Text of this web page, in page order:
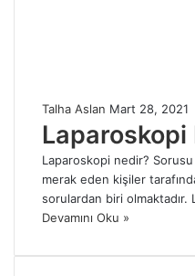
Talha Aslan Mart 28, 2021
Laparoskopi
Laparoskopi nedir? Sorusu
merak eden kişiler
sorulardan biri
Devamını Oku »